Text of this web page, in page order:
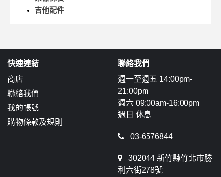
吉他配件
快速連結
商店
聯絡我們
我的帳號
購物條款及規則
聯絡我們
週一至週五 14:00pm-
21:00pm
週六 09:00am-16:00pm
週日 休息
03-6576844
302044 新竹縣竹北市勝
利六街278號